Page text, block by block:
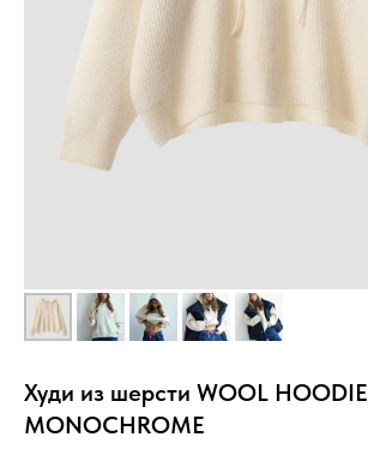
Худи из шерсти WOOL HOODIE
MONOCHROME